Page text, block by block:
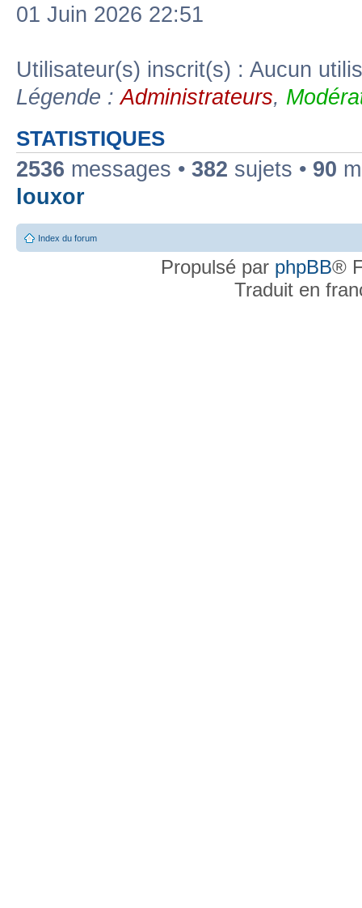
01 Juin 2026 22:51
Utilisateur(s) inscrit(s) : Aucun
Légende :Administrateurs,
STATISTIQUES
2536 messages • 382 sujets • 90
louxor
Index du forum
Propulsé par phpBB®
Traduit en